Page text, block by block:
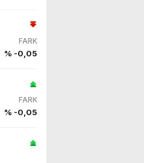
FARK
% -0,05
FARK
% -0,05